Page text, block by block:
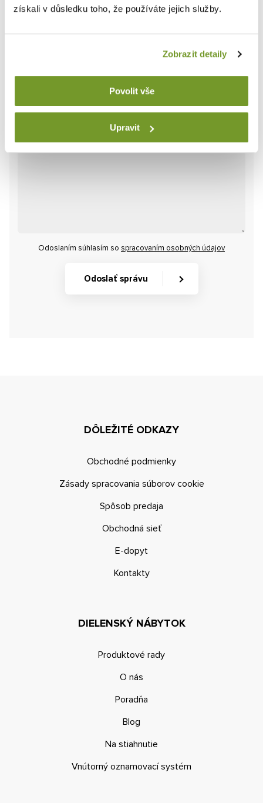
získali v důsledku toho, že používáte jejich služby.
Zobrazit detaily
Povolit vše
Upravit
ReCaptcha ověření*
Správa
Odoslaním súhlasím so spracovaním osobných údajov
Odoslať správu
DÔLEŽITÉ ODKAZY
Obchodné podmienky
Zásady spracovania súborov cookie
Spôsob predaja
Obchodná sieť
E-dopyt
Kontakty
DIELENSKÝ NÁBYTOK
Produktové rady
O nás
Poradňa
Blog
Na stiahnutie
Vnútorný oznamovací systém